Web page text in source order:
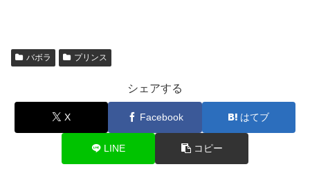
バボラ プリンス
シェアする
X Facebook はてブ
LINE コピー